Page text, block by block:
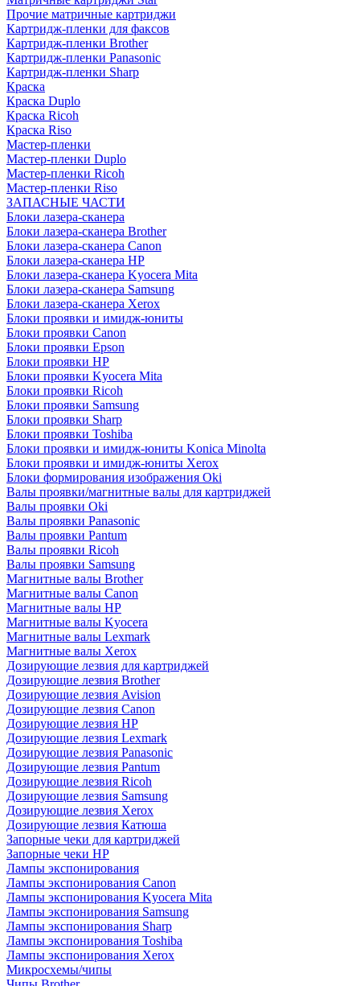
Прочие матричные картриджи
Картридж-пленки для факсов
Картридж-пленки Brother
Картридж-пленки Panasonic
Картридж-пленки Sharp
Краска
Краска Duplo
Краска Ricoh
Краска Riso
Мастер-пленки
Мастер-пленки Duplo
Мастер-пленки Ricoh
Мастер-пленки Riso
ЗАПАСНЫЕ ЧАСТИ
Блоки лазера-сканера
Блоки лазера-сканера Brother
Блоки лазера-сканера Canon
Блоки лазера-сканера HP
Блоки лазера-сканера Kyocera Mita
Блоки лазера-сканера Samsung
Блоки лазера-сканера Xerox
Блоки проявки и имидж-юниты
Блоки проявки Canon
Блоки проявки Epson
Блоки проявки HP
Блоки проявки Kyocera Mita
Блоки проявки Ricoh
Блоки проявки Samsung
Блоки проявки Sharp
Блоки проявки Toshiba
Блоки проявки и имидж-юниты Konica Minolta
Блоки проявки и имидж-юниты Xerox
Блоки формирования изображения Oki
Валы проявки/магнитные валы для картриджей
Валы проявки Oki
Валы проявки Panasonic
Валы проявки Pantum
Валы проявки Ricoh
Валы проявки Samsung
Магнитные валы Brother
Магнитные валы Canon
Магнитные валы HP
Магнитные валы Kyocera
Магнитные валы Lexmark
Магнитные валы Xerox
Дозирующие лезвия для картриджей
Дозирующие лезвия Brother
Дозирующие лезвия Avision
Дозирующие лезвия Canon
Дозирующие лезвия HP
Дозирующие лезвия Lexmark
Дозирующие лезвия Panasonic
Дозирующие лезвия Pantum
Дозирующие лезвия Ricoh
Дозирующие лезвия Samsung
Дозирующие лезвия Xerox
Дозирующие лезвия Катюша
Запорные чеки для картриджей
Запорные чеки HP
Лампы экспонирования
Лампы экспонирования Canon
Лампы экспонирования Kyocera Mita
Лампы экспонирования Samsung
Лампы экспонирования Sharp
Лампы экспонирования Toshiba
Лампы экспонирования Xerox
Микросхемы/чипы